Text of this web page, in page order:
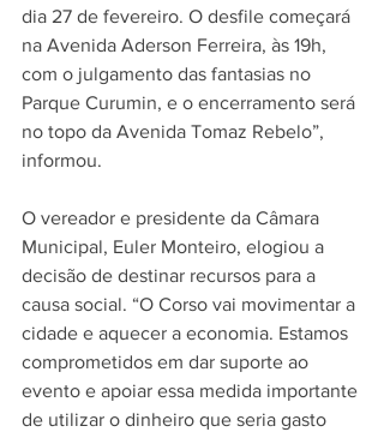
dia 27 de fevereiro. O desfile começará
na Avenida Aderson Ferreira, às 19h,
com o julgamento das fantasias no
Parque Curumin, e o encerramento será
no topo da Avenida Tomaz Rebelo”,
informou.
O vereador e presidente da Câmara
Municipal, Euler Monteiro, elogiou a
decisão de destinar recursos para a
causa social. “O Corso vai movimentar a
cidade e aquecer a economia. Estamos
comprometidos em dar suporte ao
evento e apoiar essa medida importante
de utilizar o dinheiro que seria gasto